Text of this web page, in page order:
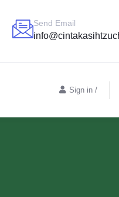
Send Email
Sign in /